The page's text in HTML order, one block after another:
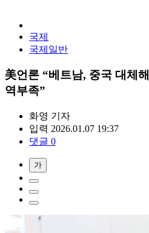
국제
국제일반
美언론 “베트남, 중국 대체
역부족”
화영 기자
입력 2026.01.07 19:37
댓글 0
가